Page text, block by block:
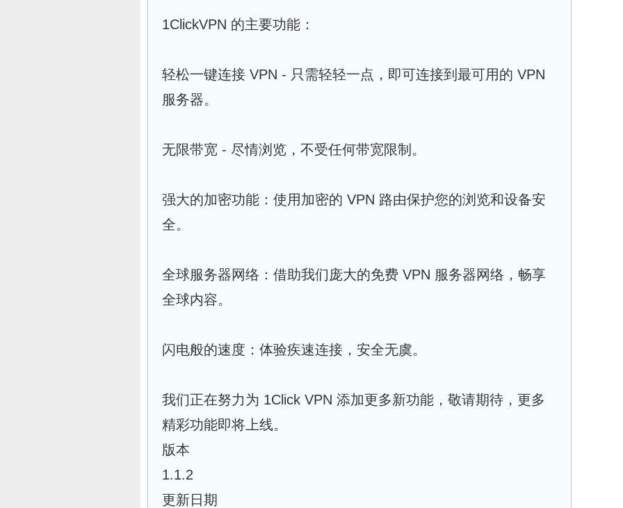
1ClickVPN 的主要功能：
轻松一键连接 VPN - 只需轻轻一点，即可连接到最可用的 VPN
服务器。
无限带宽 - 尽情浏览，不受任何带宽限制。
强大的加密功能：使用加密的 VPN 路由保护您的浏览和设备安
全。
全球服务器网络：借助我们庞大的免费 VPN 服务器网络，畅享
全球内容。
闪电般的速度：体验疾速连接，安全无虞。
我们正在努力为 1Click VPN 添加更多新功能，敬请期待，更多
精彩功能即将上线。
版本
1.1.2
更新日期